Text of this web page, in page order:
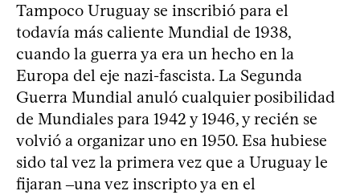
Tampoco Uruguay se inscribió para el
todavía más caliente Mundial de 1938,
cuando la guerra ya era un hecho en la
Europa del eje nazi-fascista. La Segunda
Guerra Mundial anuló cualquier posibilidad
de Mundiales para 1942 y 1946, y recién se
volvió a organizar uno en 1950. Esa hubiese
sido tal vez la primera vez que a Uruguay le
fijaran ‒una vez inscripto ya en el